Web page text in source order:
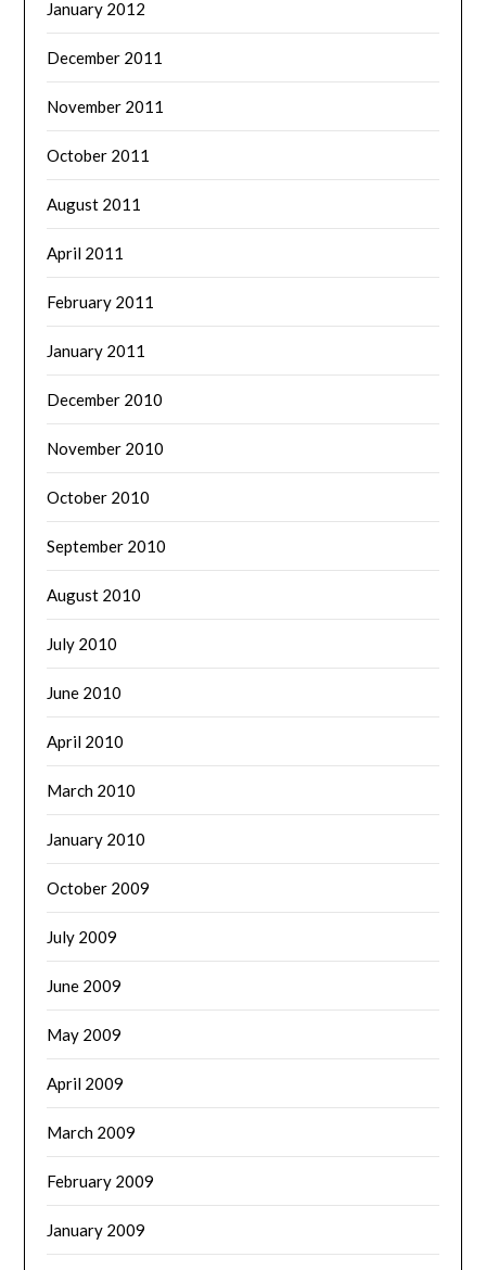
January 2012
December 2011
November 2011
October 2011
August 2011
April 2011
February 2011
January 2011
December 2010
November 2010
October 2010
September 2010
August 2010
July 2010
June 2010
April 2010
March 2010
January 2010
October 2009
July 2009
June 2009
May 2009
April 2009
March 2009
February 2009
January 2009